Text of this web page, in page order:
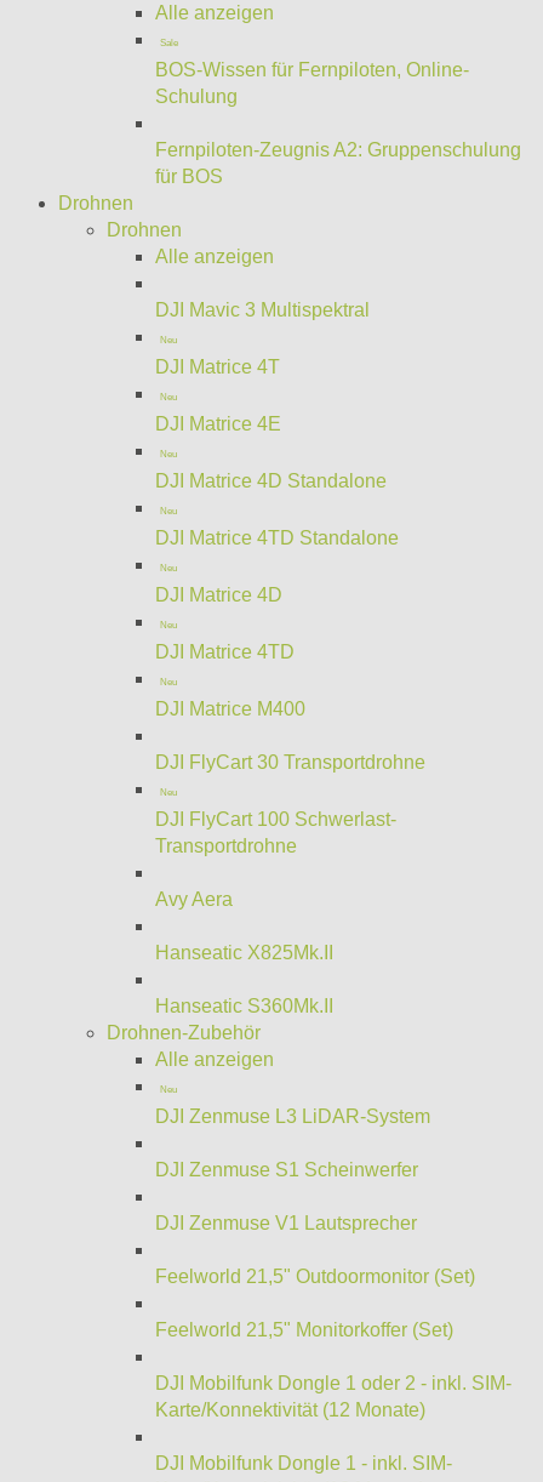
Alle anzeigen
Sale
BOS-Wissen für Fernpiloten, Online-
Schulung
Fernpiloten-Zeugnis A2: Gruppenschulung
für BOS
Drohnen
Drohnen
Alle anzeigen
DJI Mavic 3 Multispektral
Neu
DJI Matrice 4T
Neu
DJI Matrice 4E
Neu
DJI Matrice 4D Standalone
Neu
DJI Matrice 4TD Standalone
Neu
DJI Matrice 4D
Neu
DJI Matrice 4TD
Neu
DJI Matrice M400
DJI FlyCart 30 Transportdrohne
Neu
DJI FlyCart 100 Schwerlast-
Transportdrohne
Avy Aera
Hanseatic X825Mk.II
Hanseatic S360Mk.II
Drohnen-Zubehör
Alle anzeigen
Neu
DJI Zenmuse L3 LiDAR-System
DJI Zenmuse S1 Scheinwerfer
DJI Zenmuse V1 Lautsprecher
Feelworld 21,5" Outdoormonitor (Set)
Feelworld 21,5" Monitorkoffer (Set)
DJI Mobilfunk Dongle 1 oder 2 - inkl. SIM-
Karte/Konnektivität (12 Monate)
DJI Mobilfunk Dongle 1 - inkl. SIM-